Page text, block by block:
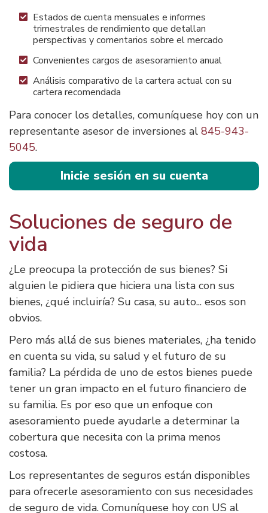
Estados de cuenta mensuales e informes
trimestrales de rendimiento que detallan
perspectivas y comentarios sobre el mercado
Convenientes cargos de asesoramiento anual
Análisis comparativo de la cartera actual con su
cartera recomendada
Para conocer los detalles, comuníquese hoy con un
representante asesor de inversiones al 845-943-
5045.
Inicie sesión en su cuenta
Soluciones de seguro de
vida
¿Le preocupa la protección de sus bienes? Si
alguien le pidiera que hiciera una lista con sus
bienes, ¿qué incluiría? Su casa, su auto... esos son
obvios.
Pero más allá de sus bienes materiales, ¿ha tenido
en cuenta su vida, su salud y el futuro de su
familia? La pérdida de uno de estos bienes puede
tener un gran impacto en el futuro financiero de
su familia. Es por eso que un enfoque con
asesoramiento puede ayudarle a determinar la
cobertura que necesita con la prima menos
costosa.
Los representantes de seguros están disponibles
para ofrecerle asesoramiento con sus necesidades
de seguro de vida. Comuníquese hoy con US al